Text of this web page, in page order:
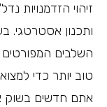
זיהוי הזדמנויות
ותכנון אסטרטגי.
השלבים
טוב יותר כדי
אתם חדשים בשוק